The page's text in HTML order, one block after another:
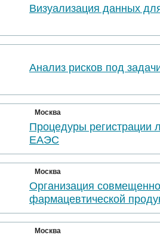
Визуализация данных
Анализ рисков под
Москва
Процедуры регистрации
ЕАЭС
Москва
Организация
фармацевтической
Москва